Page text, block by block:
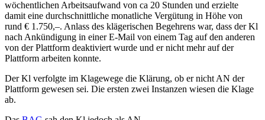
wöchentlichen Arbeitsaufwand von ca 20 Stunden und erzielte
damit eine durchschnittliche monatliche Vergütung in Höhe von
rund € 1.750,–. Anlass des klägerischen Begehrens war, dass der Kl
nach Ankündigung in einer E-Mail von einem Tag auf den anderen
von der Plattform deaktiviert wurde und er nicht mehr auf der
Plattform arbeiten konnte.
Der Kl verfolgte im Klagewege die Klärung, ob er nicht AN der
Plattform gewesen sei. Die ersten zwei Instanzen wiesen die Klage
ab.